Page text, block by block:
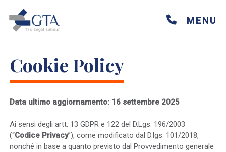
content
MENU
Cookie Policy
Data ultimo aggiornamento: 16 settembre 2025
Ai sensi degli artt. 13 GDPR e 122 del D.Lgs. 196/2003
(“Codice Privacy”), come modificato dal D.lgs. 101/2018,
nonché in base a quanto previsto dal Provvedimento generale